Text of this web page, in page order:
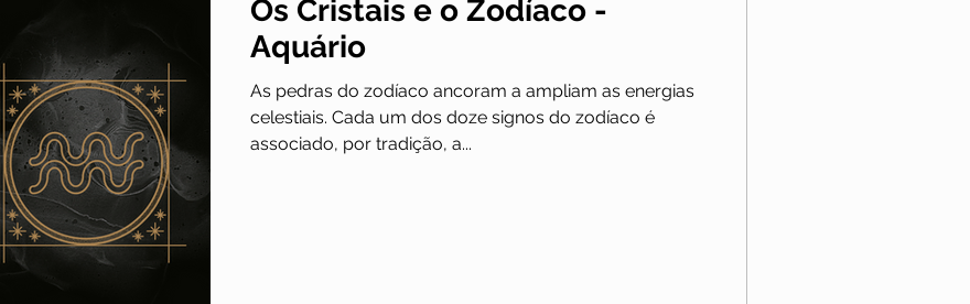
Os Cristais e o Zodíaco -
Aquário
As pedras do zodíaco ancoram a ampliam as energias
celestiais. Cada um dos doze signos do zodíaco é
associado, por tradição, a...